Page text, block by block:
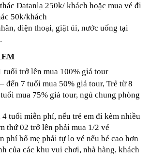
Datanla 250k/ khách hoặc mua vé đi
50k/khách
điện thoại, giặt ủi, nước uống tại
EM
tuổi trở lên mua 100% giá tour
đến 7 tuổi mua 50% giá tour, Trẻ từ 8
mua 75% giá tour, ngủ chung phòng
4 tuổi miễn phí, nếu trẻ em đi kèm nhiều
thứ 02 trở lên phải mua 1/2 vé
phí bố mẹ phải tự lo vé nếu bé cao hơn
của các khu vui chơi, nhà hàng, khách